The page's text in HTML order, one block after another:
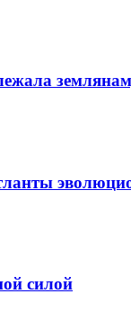
силой